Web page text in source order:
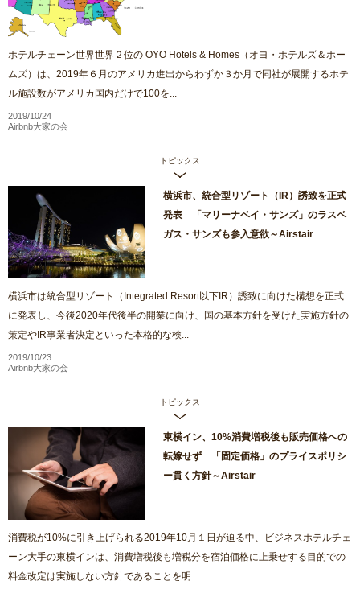
ホテルチェーン世界世界２位の OYO Hotels & Homes（オヨ・ホテルズ＆ホー
ムズ）は、2019年６月のアメリカ進出からわずか３か月で同社が展開するホテ
ル施設数がアメリカ国内だけで100を...
2019/10/24
Airbnb大家の会
トピックス
横浜市、統合型リゾート（IR）誘致を正式
発表 「マリーナベイ・サンズ」のラスベ
ガス・サンズも参入意欲～Airstair
横浜市は統合型リゾート（Integrated Resort以下IR）誘致に向けた構想を正式
に発表し、今後2020年代後半の開業に向け、国の基本方針を受けた実施方針の
策定やIR事業者決定といった本格的な検...
2019/10/23
Airbnb大家の会
トピックス
東横イン、10%消費増税後も販売価格への
転嫁せず 「固定価格」のプライスポリシ
ー貫く方針～Airstair
消費税が10%に引き上げられる2019年10月１日が迫る中、ビジネスホテルチェ
ーン大手の東横インは、消費増税後も増税分を宿泊価格に上乗せする目的での
料金改定は実施しない方針であることを明...